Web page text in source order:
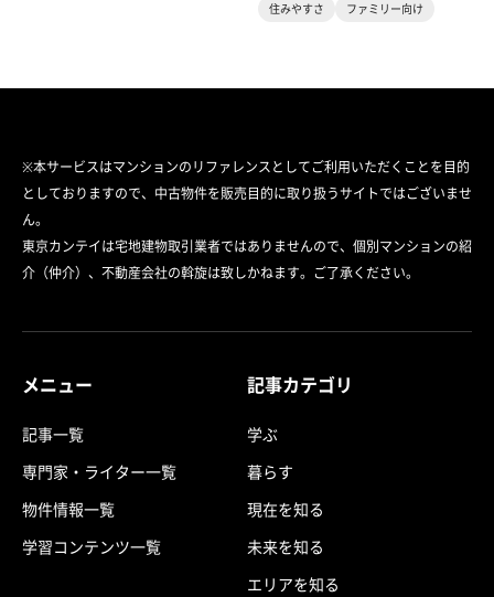
住みやすさ
ファミリー向け
※本サービスはマンションのリファレンスとしてご利用いただくことを目的
としておりますので、中古物件を販売目的に取り扱うサイトではございませ
ん。
東京カンテイは宅地建物取引業者ではありませんので、個別マンションの紹
介（仲介）、不動産会社の斡旋は致しかねます。ご了承ください。
メニュー
記事一覧
専門家・ライター一覧
物件情報一覧
学習コンテンツ一覧
記事カテゴリ
学ぶ
暮らす
現在を知る
未来を知る
エリアを知る